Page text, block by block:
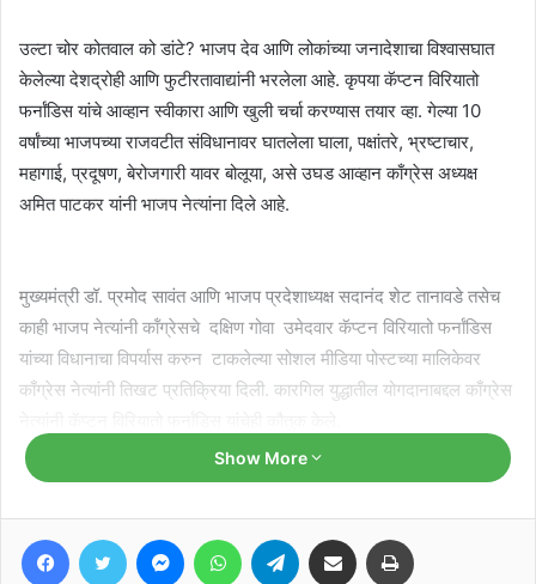
उल्टा चोर कोतवाल को डांटे? भाजप देव आणि लोकांच्या जनादेशाचा विश्वासघात
केलेल्या देशद्रोही आणि फुटीरतावाद्यांनी भरलेला आहे. कृपया कॅप्टन विरियातो
फर्नांडिस यांचे आव्हान स्वीकारा आणि खुली चर्चा करण्यास तयार व्हा. गेल्या 10
वर्षांच्या भाजपच्या राजवटीत संविधानावर घातलेला घाला, पक्षांतरे, भ्रष्टाचार,
महागाई, प्रदूषण, बेरोजगारी यावर बोलूया, असे उघड आव्हान काँग्रेस अध्यक्ष
अमित पाटकर यांनी भाजप नेत्यांना दिले आहे.
मुख्यमंत्री डॉ. प्रमोद सावंत आणि भाजप प्रदेशाध्यक्ष सदानंद शेट तानावडे तसेच
काही भाजप नेत्यांनी कॉंग्रेसचे दक्षिण गोवा उमेदवार कॅप्टन विरियातो फर्नांडिस
यांच्या विधानाचा विपर्यास करुन टाकलेल्या सोशल मीडिया पोस्टच्या मालिकेवर
काँग्रेस नेत्यांनी तिखट प्रतिक्रिया दिली. कारगिल युद्धातील योगदानाबद्दल काँग्रेस
Related Articles
मडगाव पोलीस स्थानक व पोलीस निवासी
Show More
FacebookTwitter MessengerWhatsAppTelegram Share via Email